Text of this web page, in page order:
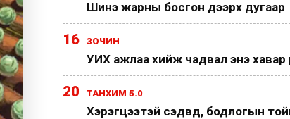
Шинэ жарны босгон дээрх дугаар
16 ЗОЧИН
УИХ ажлаа хийж чадвал энэ
20 ТАНХИМ 5.0
Хэрэгцээтэй сэдвүүд, бодлогын